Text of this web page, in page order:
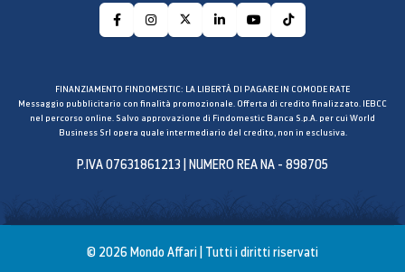
FINANZIAMENTO FINDOMESTIC: LA LIBERTÀ DI PAGARE IN COMODE RATE
Messaggio pubblicitario con finalità promozionale. Offerta di credito finalizzato. IEBCC
nel percorso online. Salvo approvazione di Findomestic Banca S.p.A. per cui World
Business Srl opera quale intermediario del credito, non in esclusiva.
P.IVA 07631861213 | NUMERO REA NA - 898705
© 2026 Mondo Affari | Tutti i diritti riservati